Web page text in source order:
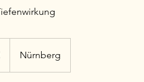
Nürnberg